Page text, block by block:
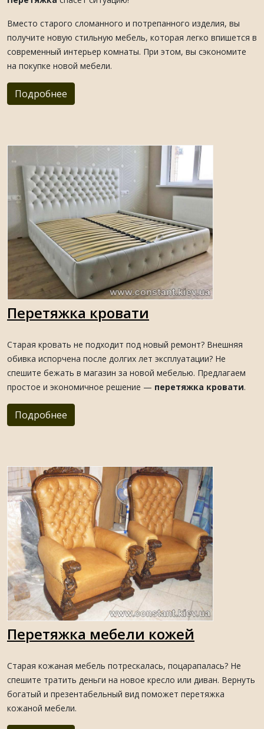
Вместо старого сломанного и потрепанного изделия, вы
получите новую стильную мебель, которая легко впишется в
современный интерьер комнаты. При этом, вы сэкономите
на покупке новой мебели.
Подробнее
Перетяжка кровати
Старая кровать не подходит под новый ремонт? Внешняя
обивка испорчена после долгих лет эксплуатации? Не
спешите бежать в магазин за новой мебелью. Предлагаем
простое и экономичное решение — перетяжка кровати.
Подробнее
Перетяжка мебели кожей
Старая кожаная мебель потрескалась, поцарапалась? Не
спешите тратить деньги на новое кресло или диван. Вернуть
богатый и презентабельный вид поможет перетяжка
кожаной мебели.